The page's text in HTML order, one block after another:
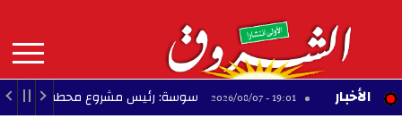
contenu
principal
MAIN
NAVIGATION الأخبار
19:01 - 2026/08/07 سوسة: رئيس مشروع محطة تحلية مياه البحر